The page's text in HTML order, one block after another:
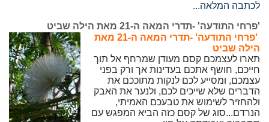
לכתבה המלאה...
'פרחי התודעה' -תדרי המאה ה-21 מאת הילה שביט
'פרחי התודעה' -תדרי המאה ה-21 מאת
הילה שביט
תארו לעצמכם קסם מעודן שמרחף אל תוך
חייכם, חושף אתכם בעדינות אך ורק בפני
עצמכם, ומסייע לכם לנקות מתוככם את
הדברים שלא שייכים לכם, ולנער את האבק
ולהחזיר לשימוש את טבעכם האמיתי,
הנרדם...סוג של קסם כזה הביא המפגש עם